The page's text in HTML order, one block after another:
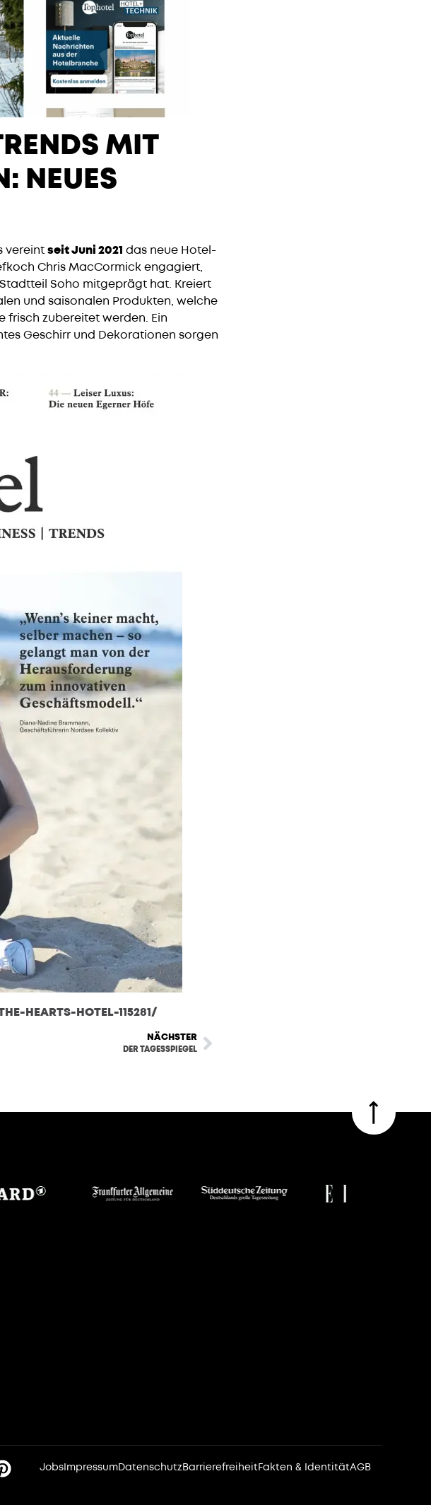
MIT
NEUES
vereintseit Juni 2021 das neue Hotel-
Chris MacCormick engagiert,
Soho mitgeprägt hat. Kreiert
und saisonalen Produkten, welche
frisch zubereitet werden. Ein
Geschirr und Dekorationen sorgen
HEARTS-HOTEL-115281/
NÄCHSTER
DER TAGESSPIEGEL
JobsImpressumDatenschutzBarrierefreiheitFakten & IdentitätAGB